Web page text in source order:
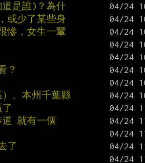
道是誰)？為什
或少了某些身
慘，女生一輩
？
、本州千葉縣
就有一個
了